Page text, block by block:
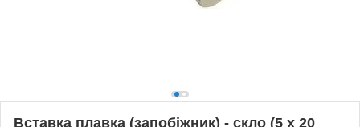
Вставка плавка (запобіжник) - скло (5 x 20